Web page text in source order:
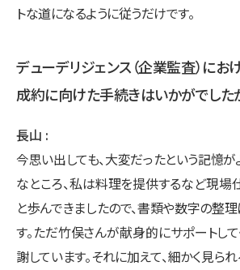
トな道になるように従うだけです。
デューデリジェンス（企業監査）にお
成約に向けた手続きはいかがでした
長山
今思い出しても、大変だったという記憶が
なところ、私は料理を提供するなど現
と歩んできましたので、書類や数字の整
す。ただ竹俣さんが献身的にサポートし
謝しています。それに加えて、細かく見ら